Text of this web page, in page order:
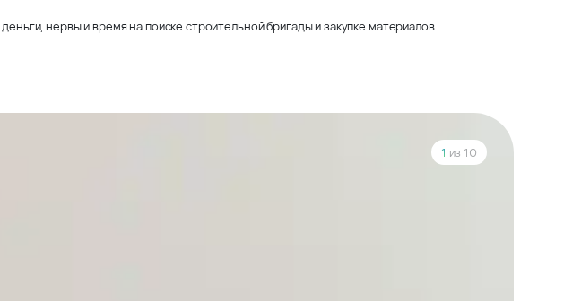
нервы и время на поиске строительной бригады и закупке материалов.
1 из 10